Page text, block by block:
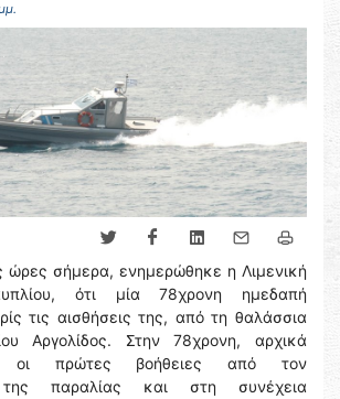
ώρες σήμερα, ενημερώθηκε η Λιμενική
ότι μία 78χρονη ημεδαπή
τις αισθήσεις της, από τη θαλάσσια
Αργολίδος. Στην 78χρονη, αρχικά
οι πρώτες βοήθειες από τον
της παραλίας και στη συνέχεια